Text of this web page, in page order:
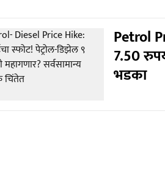
Petrol
7.50
भडका